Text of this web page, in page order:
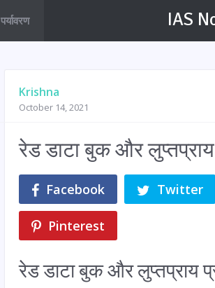
पर्यावरण IAS
Krishna
October 14, 2021
रेड डाटा बुक और लुप्तप्राय
Facebook Twitter
Pinterest
रेड डाटा बुक और लुप्तप्राय